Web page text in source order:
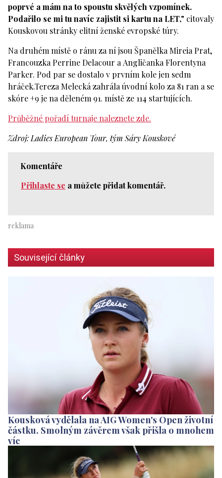
poprvé a mám na to spoustu skvělých vzpomínek.
Podařilo se mi tu navíc zajistit si kartu na LET," citovaly
Kouskovou stránky elitní ženské evropské túry.
Na druhém místě o ránu za ní jsou Španělka Mireia Prat,
Francouzka Perrine Delacour a Angličanka Florentyna
Parker. Pod par se dostalo v prvním kole jen sedm
hráček.Tereza Melecká zahrála úvodní kolo za 81 ran a se
skóre +9 je na děleném 91. místě ze 114 startujících.
Průběžné pořadí turnaje naleznete zde.
Zdroj: Ladies European Tour, tým Sáry Kouskové
Komentáře
Přihlaste se a můžete přidat komentář.
Související články
Kousková vydělala na AIG Women's Open životní
částku. Smolným závěrem však přišla o mnohem
víc